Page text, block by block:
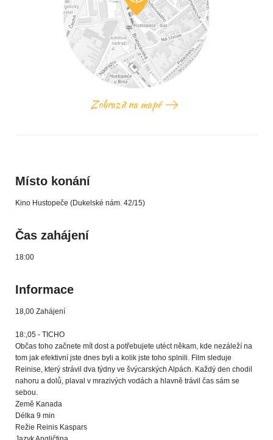
Zobrazit na mapě
Místo konání
Kino Hustopeče (Dukelské nám. 42/15)
Čas zahájení
18:00
Informace
18,00 Zahájení
18:,05 - TICHO
Občas toho začnete mít dost a potřebujete utéct někam, kde nezáleží na
tom jak efektivní jste dnes byli a kolik jste toho splnili. Film sleduje
Reinise, který strávil dva týdny ve švýcarských Alpách. Každý den chodil
nahoru a dolů, plaval v mrazivých vodách a hlavně trávil čas sám se
sebou.
Země Kanada
Délka 9 min
Režie Reinis Kaspars